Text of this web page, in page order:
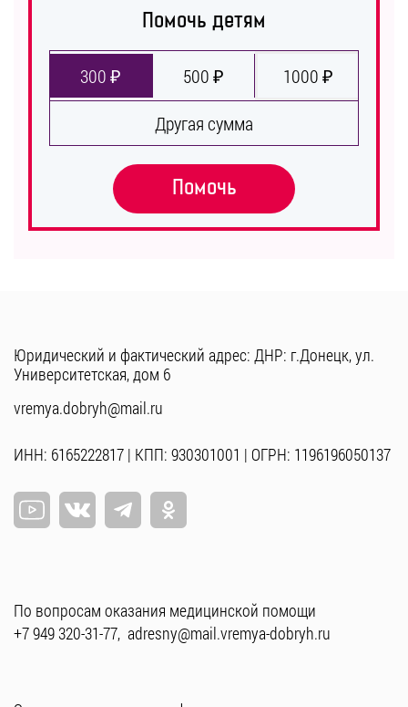
Помочь детям
300 ₽ 500 ₽
1000 ₽
Другая сумма
Помочь
Юридический и фактический адрес: ДНР: г.Донецк, ул.
Университетская, дом 6
vremya.dobryh@mail.ru
ИНН: 6165222817 | КПП: 930301001 | ОГРН: 1196196050137
По вопросам оказания медицинской помощи
+7 949 320-31-77, adresny@mail.vremya-dobryh.ru